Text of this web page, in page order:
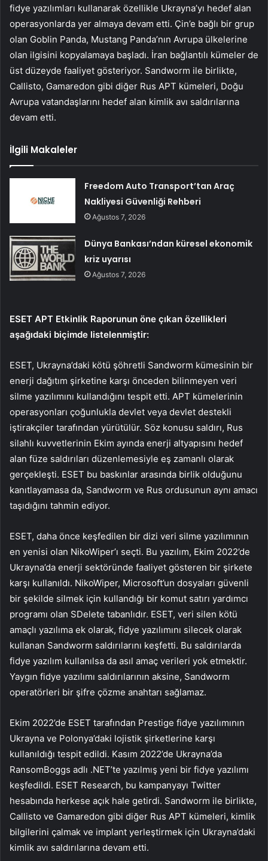
fidye yazılımları kullanarak özellikle Ukrayna’yı hedef alan
operasyonlarda yer almaya devam etti. Çin’e bağlı bir grup
olan Goblin Panda, Mustang Panda’nın Avrupa ülkelerine
olan ilgisini kopyalamaya başladı. İran bağlantılı kümeler de
üst düzeyde faaliyet gösteriyor. Sandworm ile birlikte,
Callisto, Gamaredon gibi diğer Rus APT kümeleri, Doğu
Avrupa vatandaşlarını hedef alan kimlik avı saldırılarına
devam etti.
İlgili Makaleler
Freedom Auto Transport’tan Araç
Nakliyesi Güvenliği Rehberi
Ağustos 7, 2026
Dünya Bankası’ndan küresel ekonomik
kriz uyarısı
Ağustos 7, 2026
ESET APT Etkinlik Raporunun öne çıkan özellikleri
aşağıdaki biçimde listelenmiştir:
ESET, Ukrayna’daki kötü şöhretli Sandworm kümesinin bir
enerji dağıtım şirketine karşı önceden bilinmeyen veri
silme yazılımını kullandığını tespit etti. APT kümelerinin
operasyonları çoğunlukla devlet veya devlet destekli
iştirakçiler tarafından yürütülür. Söz konusu saldırı, Rus
silahlı kuvvetlerinin Ekim ayında enerji altyapısını hedef
alan füze saldırıları düzenlemesiyle eş zamanlı olarak
gerçekleşti. ESET bu baskınlar arasında birlik olduğunu
kanıtlayamasa da, Sandworm ve Rus ordusunun aynı amacı
taşıdığını tahmin ediyor.
ESET, daha önce keşfedilen bir dizi veri silme yazılımının
en yenisi olan NikoWiper’ı seçti. Bu yazılım, Ekim 2022’de
Ukrayna’da enerji sektöründe faaliyet gösteren bir şirkete
karşı kullanıldı. NikoWiper, Microsoft’un dosyaları güvenli
bir şekilde silmek için kullandığı bir komut satırı yardımcı
programı olan SDelete tabanlıdır. ESET, veri silen kötü
amaçlı yazılıma ek olarak, fidye yazılımını silecek olarak
kullanan Sandworm saldırılarını keşfetti. Bu saldırılarda
fidye yazılım kullanılsa da asıl amaç verileri yok etmektir.
Yaygın fidye yazılımı saldırılarının aksine, Sandworm
operatörleri bir şifre çözme anahtarı sağlamaz.
Ekim 2022’de ESET tarafından Prestige fidye yazılımının
Ukrayna ve Polonya’daki lojistik şirketlerine karşı
kullanıldığı tespit edildi. Kasım 2022’de Ukrayna’da
RansomBoggs adlı .NET’te yazılmış yeni bir fidye yazılımı
keşfedildi. ESET Research, bu kampanyayı Twitter
hesabında herkese açık hale getirdi. Sandworm ile birlikte,
Callisto ve Gamaredon gibi diğer Rus APT kümeleri, kimlik
bilgilerini çalmak ve implant yerleştirmek için Ukrayna’daki
kimlik avı saldırılarına devam etti.